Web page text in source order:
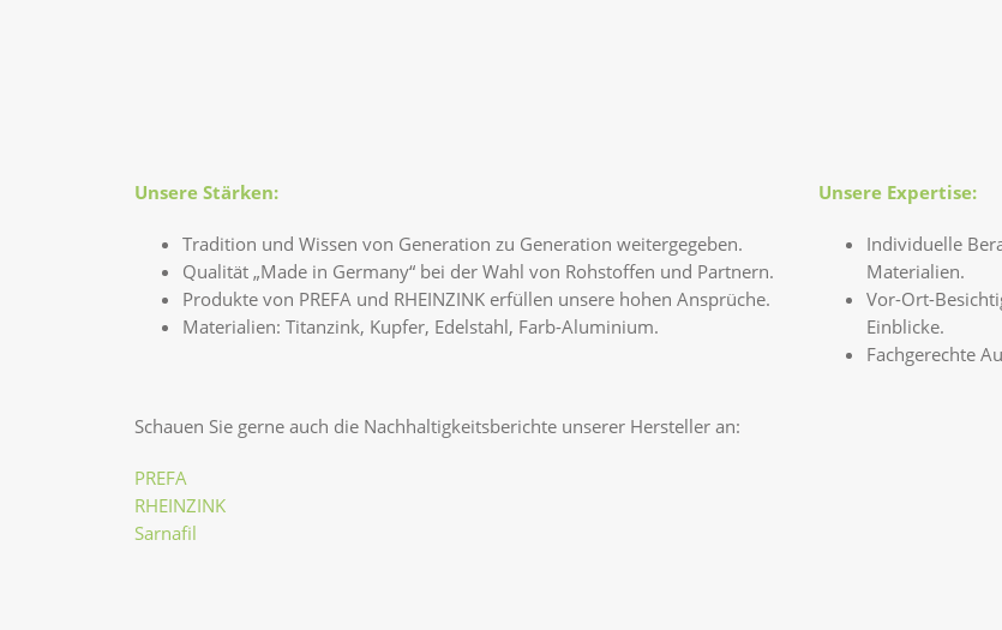
Unsere Stärken:
Tradition und Wissen von Generation zu Generation weitergegeben.
Qualität „Made in Germany“ bei der Wahl von Rohstoffen und Partnern.
Produkte von PREFA und RHEINZINK erfüllen unsere hohen Ansprüche.
Materialien: Titanzink, Kupfer, Edelstahl, Farb-Aluminium.
Schauen Sie gerne auch die Nachhaltigkeitsberichte unserer Hersteller an:
PREFA
RHEINZINK
Sarnafil
Unsere Expertise:
Individuelle
Materialien.
Vor-Ort-
Einblicke.
Fachgerechte